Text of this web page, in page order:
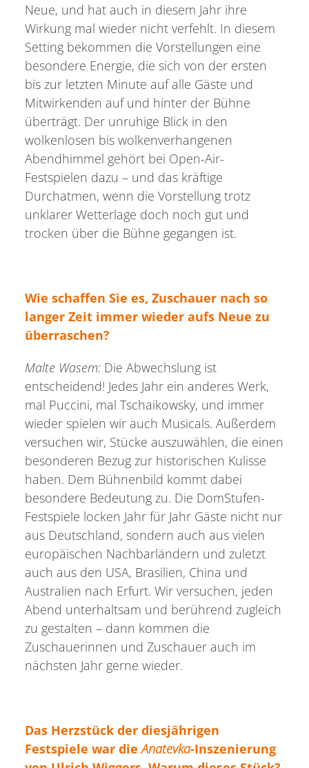
Neue, und hat auch in diesem Jahr ihre
Wirkung mal wieder nicht verfehlt. In diesem
Setting bekommen die Vorstellungen eine
besondere Energie, die sich von der ersten
bis zur letzten Minute auf alle Gäste und
Mitwirkenden auf und hinter der Bühne
überträgt. Der unruhige Blick in den
wolkenlosen bis wolkenverhangenen
Abendhimmel gehört bei Open-Air-
Festspielen dazu – und das kräftige
Durchatmen, wenn die Vorstellung trotz
unklarer Wetterlage doch noch gut und
trocken über die Bühne gegangen ist.
Wie schaffen Sie es, Zuschauer nach so
langer Zeit immer wieder aufs Neue zu
überraschen?
Malte Wasem: Die Abwechslung ist
entscheidend! Jedes Jahr ein anderes Werk,
mal Puccini, mal Tschaikowsky, und immer
wieder spielen wir auch Musicals. Außerdem
versuchen wir, Stücke auszuwählen, die einen
besonderen Bezug zur historischen Kulisse
haben. Dem Bühnenbild kommt dabei
besondere Bedeutung zu. Die DomStufen-
Festspiele locken Jahr für Jahr Gäste nicht nur
aus Deutschland, sondern auch aus vielen
europäischen Nachbarländern und zuletzt
auch aus den USA, Brasilien, China und
Australien nach Erfurt. Wir versuchen, jeden
Abend unterhaltsam und berührend zugleich
zu gestalten – dann kommen die
Zuschauerinnen und Zuschauer auch im
nächsten Jahr gerne wieder.
Das Herzstück der diesjährigen
Festspiele war dieAnatevka-Inszenierung